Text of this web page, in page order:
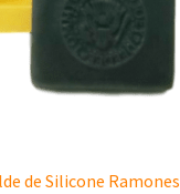
de Silicone Ramones